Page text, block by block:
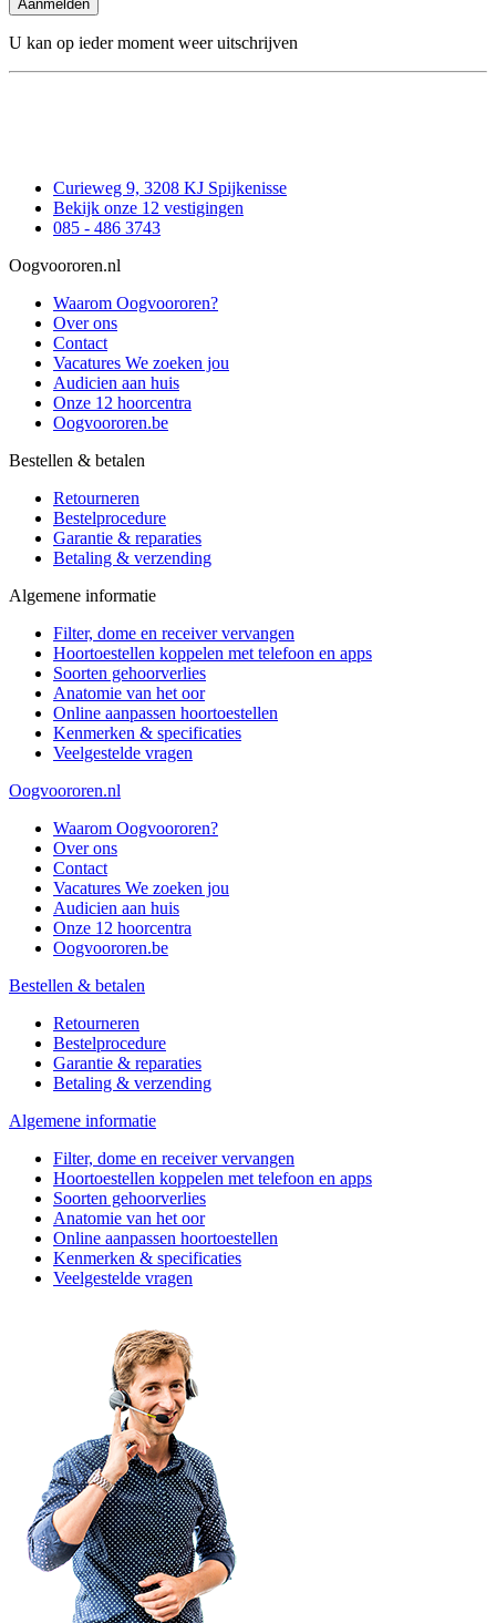
Aanmelden
U kan op ieder moment weer uitschrijven
Curieweg 9, 3208 KJ Spijkenisse
Bekijk onze 12 vestigingen
085 - 486 3743
Oogvoororen.nl
Waarom Oogvoororen?
Over ons
Contact
Vacatures We zoeken jou
Audicien aan huis
Onze 12 hoorcentra
Oogvoororen.be
Bestellen & betalen
Retourneren
Bestelprocedure
Garantie & reparaties
Betaling & verzending
Algemene informatie
Filter, dome en receiver vervangen
Hoortoestellen koppelen met telefoon en apps
Soorten gehoorverlies
Anatomie van het oor
Online aanpassen hoortoestellen
Kenmerken & specificaties
Veelgestelde vragen
Oogvoororen.nl
Waarom Oogvoororen?
Over ons
Contact
Vacatures We zoeken jou
Audicien aan huis
Onze 12 hoorcentra
Oogvoororen.be
Bestellen & betalen
Retourneren
Bestelprocedure
Garantie & reparaties
Betaling & verzending
Algemene informatie
Filter, dome en receiver vervangen
Hoortoestellen koppelen met telefoon en apps
Soorten gehoorverlies
Anatomie van het oor
Online aanpassen hoortoestellen
Kenmerken & specificaties
Veelgestelde vragen